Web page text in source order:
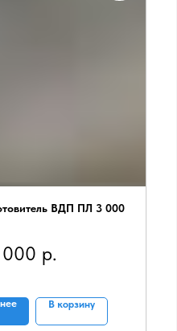
ВДП ПЛ 3 000
р.
В корзину